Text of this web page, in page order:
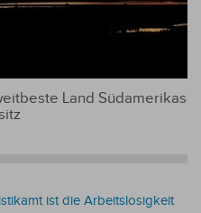
Land Südamerikas
ist die Arbeitslosigkeit